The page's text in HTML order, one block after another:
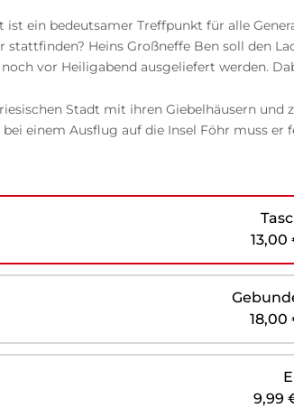
ein bedeutsamer Treffpunkt für alle
Heins Großneffe Ben soll den
vor Heiligabend ausgeliefert werden.
Stadt mit ihren Giebelhäusern
einem Ausflug auf die Insel Föhr muss
13,00
18,00
9,99